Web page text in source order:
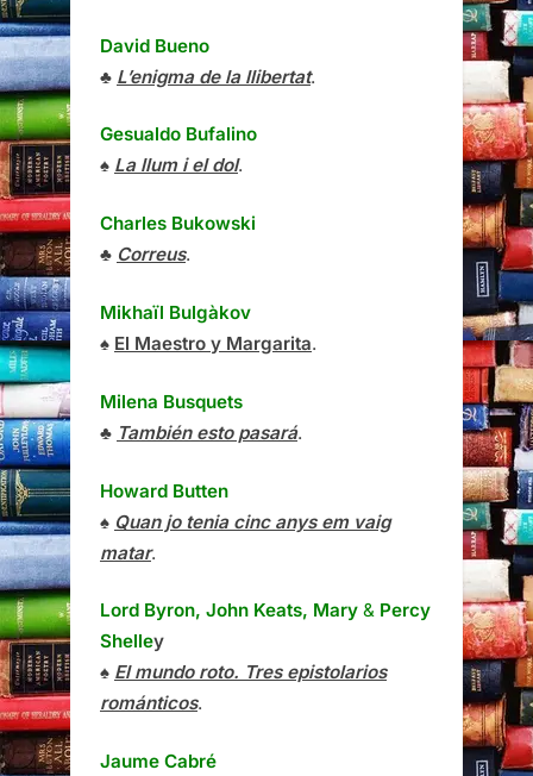
David Bueno
♣ L’enigma de la llibertat.
Gesualdo Bufalino
♠ La llum i el dol.
Charles Bukowski
♣ Correus.
Mikhaïl Bulgàkov
♠ El Maestro y Margarita.
Milena Busquets
♣ También esto pasará.
Howard Butten
♠ Quan jo tenia cinc anys em vaig
matar.
Lord Byron, John Keats, Mary & Percy
Shelley
♠ El mundo roto. Tres epistolarios
románticos.
Jaume Cabré